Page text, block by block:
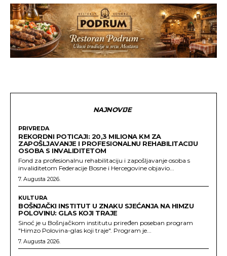
NAJNOVIJE
PRIVREDA
REKORDNI POTICAJI: 20,3 MILIONA KM ZA
ZAPOŠLJAVANJE I PROFESIONALNU REHABILITACIJU
OSOBA S INVALIDITETOM
Fond za profesionalnu rehabilitaciju i zapošljavanje osoba s
invaliditetom Federacije Bosne i Hercegovine objavio...
7. Augusta 2026.
KULTURA
BOŠNJAČKI INSTITUT U ZNAKU SJEĆANJA NA HIMZU
POLOVINU: GLAS KOJI TRAJE
Sinoć je u Bošnjačkom institutu priređen poseban program
"Himzo Polovina-glas koji traje". Program je...
7. Augusta 2026.